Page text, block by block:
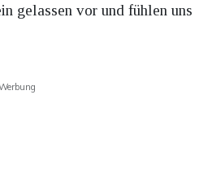
gelassen vor und fühlen uns